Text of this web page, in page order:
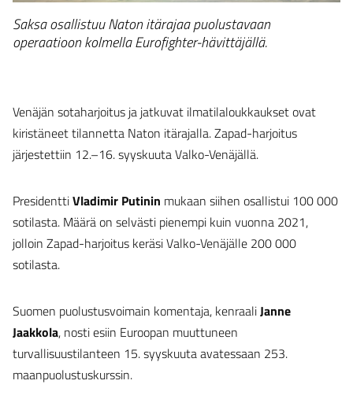
Saksa osallistuu Naton itärajaa puolustavaan
operaatioon kolmella Eurofighter-hävittäjällä.
Venäjän sotaharjoitus ja jatkuvat ilmatilaloukkaukset ovat
kiristäneet tilannetta Naton itärajalla. Zapad-harjoitus
järjestettiin 12.–16. syyskuuta Valko-Venäjällä.
PresidenttiVladimir Putinin mukaan siihen osallistui 100 000
sotilasta. Määrä on selvästi pienempi kuin vuonna 2021,
jolloin Zapad-harjoitus keräsi Valko-Venäjälle 200 000
sotilasta.
Suomen puolustusvoimain komentaja, kenraaliJanne
Jaakkola, nosti esiin Euroopan muuttuneen
turvallisuustilanteen 15. syyskuuta avatessaan 253.
maanpuolustuskurssin.